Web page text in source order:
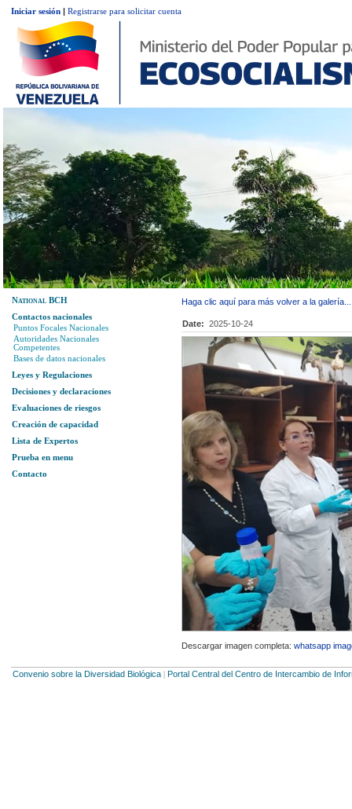
Iniciar sesión | Registrarse para solicitar cuenta
National BCH
Contactos nacionales
Puntos Focales Nacionales
Autoridades Nacionales
Competentes
Bases de datos nacionales
Leyes y Regulaciones
Decisiones y declaraciones
Evaluaciones de riesgos
Creación de capacidad
Lista de Expertos
Prueba en menu
Contacto
Haga clic aquí para más volver a la galería...
Date: 2025-10-24
Descargar imagen completa: whatsapp
Convenio sobre la Diversidad Biológica Portal Central del Centro de Intercambio de